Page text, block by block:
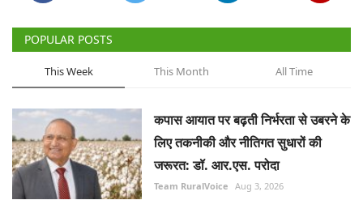
POPULAR POSTS
This Week This Month All Time
कपास आयात पर बढ़ती निर्भरता से उबरने के
लिए तकनीकी और नीतिगत सुधारों की
जरूरत: डॉ. आर.एस. परोदा
Team RuralVoice Aug 3, 2026